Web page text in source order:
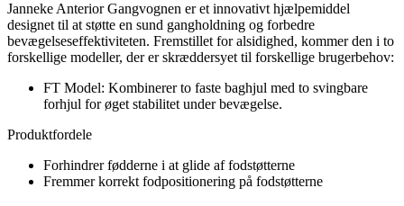
Janneke Anterior Gangvognen er et innovativt hjælpemiddel
designet til at støtte en sund gangholdning og forbedre
bevægelseseffektiviteten. Fremstillet for alsidighed, kommer den i to
forskellige modeller, der er skræddersyet til forskellige brugerbehov:
FT Model: Kombinerer to faste baghjul med to svingbare
forhjul for øget stabilitet under bevægelse.
Produktfordele
Forhindrer fødderne i at glide af fodstøtterne
Fremmer korrekt fodpositionering på fodstøtterne